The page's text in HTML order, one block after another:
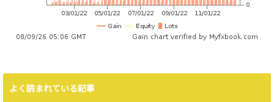
よく読まれている記事